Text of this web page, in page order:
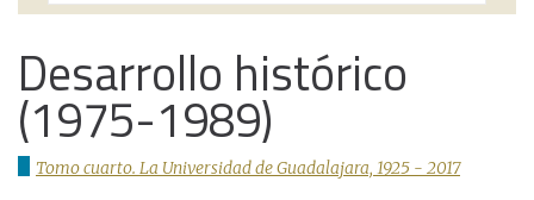
Galería
Documentos institucionales
Desarrollo histórico
(1975-1989)
Tomo cuarto. La Universidad de Guadalajara, 1925 - 2017